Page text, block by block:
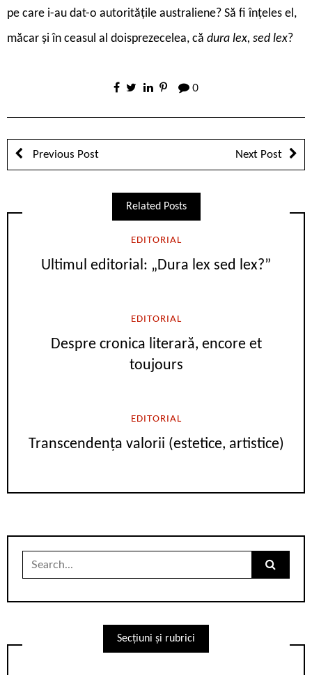
pe care i-au dat-o autoritățile australiene? Să fi înțeles el,
măcar și în ceasul al doisprezecelea, că dura lex, sed lex?
0
Previous Post Next Post
Related Posts
EDITORIAL
Ultimul editorial: „Dura lex sed lex?”
EDITORIAL
Despre cronica literară, encore et
toujours
EDITORIAL
Transcendența valorii (estetice, artistice)
Search
Secțiuni și rubrici